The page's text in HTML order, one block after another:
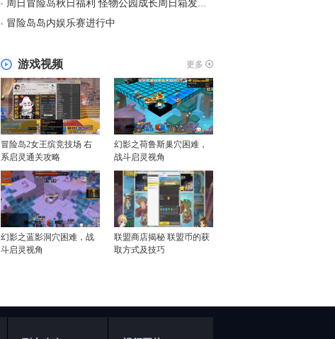
冒险岛岛内娱乐赛进行中
游戏视频 更多
冒险岛2女王缤竞技场 右
系启灵通关攻略
幻影之荷鲁斯巢穴困难，
战斗启灵视角
幻影之蓝影洞穴困难，战
斗启灵视角
联盟商店揭秘 联盟币的获
取方式及技巧